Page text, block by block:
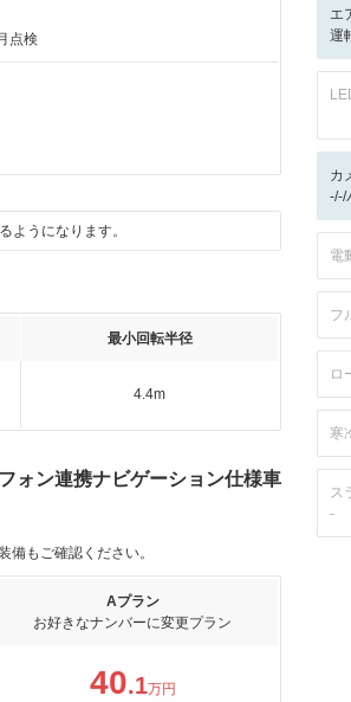
点検
ようになります。
最小回転半径
4.4m
ォン連携ナビゲーション仕様車
もご確認ください。
Aプラン
お好きなナンバーに変更プラン
40.1万円
エ
運
カ
-/-/
電
フ
ロ
寒
ス
-